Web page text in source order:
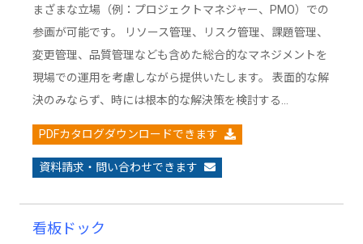
まざまな立場（例：プロジェクトマネジャー、PMO）での
参画が可能です。 リソース管理、リスク管理、課題管理、
変更管理、品質管理なども含めた総合的なマネジメントを
現場での運用を考慮しながら提供いたします。 表面的な解
決のみならず、時には根本的な解決策を検討する…
PDFカタログダウンロードできます
資料請求・問い合わせできます
看板ドック